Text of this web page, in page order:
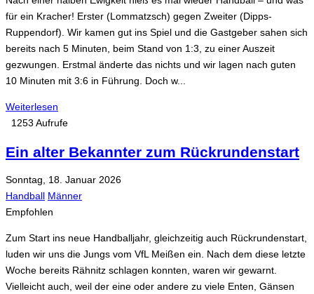
für ein Kracher! Erster (Lommatzsch) gegen Zweiter (Dipps-
Ruppendorf). Wir kamen gut ins Spiel und die Gastgeber sahen sich
bereits nach 5 Minuten, beim Stand von 1:3, zu einer Auszeit
gezwungen. Erstmal änderte das nichts und wir lagen nach guten
10 Minuten mit 3:6 in Führung. Doch w...
Weiterlesen
1253 Aufrufe
Ein alter Bekannter zum Rückrundenstart
Sonntag, 18. Januar 2026
Handball Männer
Empfohlen
Zum Start ins neue Handballjahr, gleichzeitig auch Rückrundenstart,
luden wir uns die Jungs vom VfL Meißen ein. Nach dem diese letzte
Woche bereits Rähnitz schlagen konnten, waren wir gewarnt.
Vielleicht auch, weil der eine oder andere zu viele Enten, Gänsen